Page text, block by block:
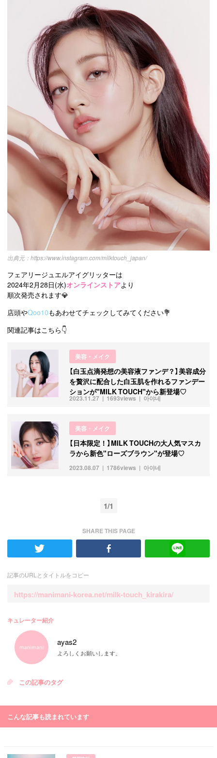
https://www.instagram.com/milktouch_japan/
フェアリージュエルアイグリッターは
2024年2月28日(水)オンラインストアより
順次発売されます💎
店頭やQoo10もあわせてチェックしてみてください💐
関連記事はこちら👇
美容・メイク
2023.11.27 아야네
1693views
【白玉点滴発想の美容液ファンデ？】美容成分
を贅沢に配合した白玉肌を作れるファンデー
ションが"MILK TOUCH"から新登場♡
美容・メイク
2023.08.07 아야네
1786views
【日本限定！】MILK TOUCHの大人気マスカ
ラから新色"ローズブラウン"が登場♡
1/1
SHARE THIS PAGE
記事のURLとタイトルをコピー
https://manimani-korea.net/milk-touch_kirakira/
キュレーター紹介
ayas2
よろしくお願いします。
この記事のタグ
こんな記事も読まれています